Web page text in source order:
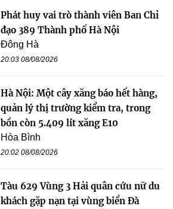
Phát huy vai trò thành viên Ban Chỉ
đạo 389 Thành phố Hà Nội
Đông Hà
20:03 08/08/2026
Hà Nội: Một cây xăng báo hết hàng,
quản lý thị trường kiểm tra, trong
bồn còn 5.409 lít xăng E10
Hòa Bình
20:02 08/08/2026
Tàu 629 Vùng 3 Hải quân cứu nữ du
khách gặp nạn tại vùng biển Đà